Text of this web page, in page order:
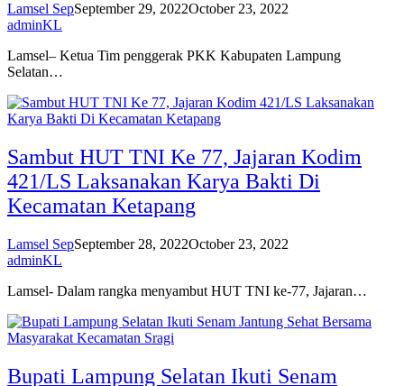
Lamsel SepSeptember 29, 2022October 23, 2022
adminKL
Lamsel– Ketua Tim penggerak PKK Kabupaten Lampung
Selatan…
Sambut HUT TNI Ke 77, Jajaran Kodim
421/LS Laksanakan Karya Bakti Di
Kecamatan Ketapang
Lamsel SepSeptember 28, 2022October 23, 2022
adminKL
Lamsel- Dalam rangka menyambut HUT TNI ke-77, Jajaran…
Bupati Lampung Selatan Ikuti Senam